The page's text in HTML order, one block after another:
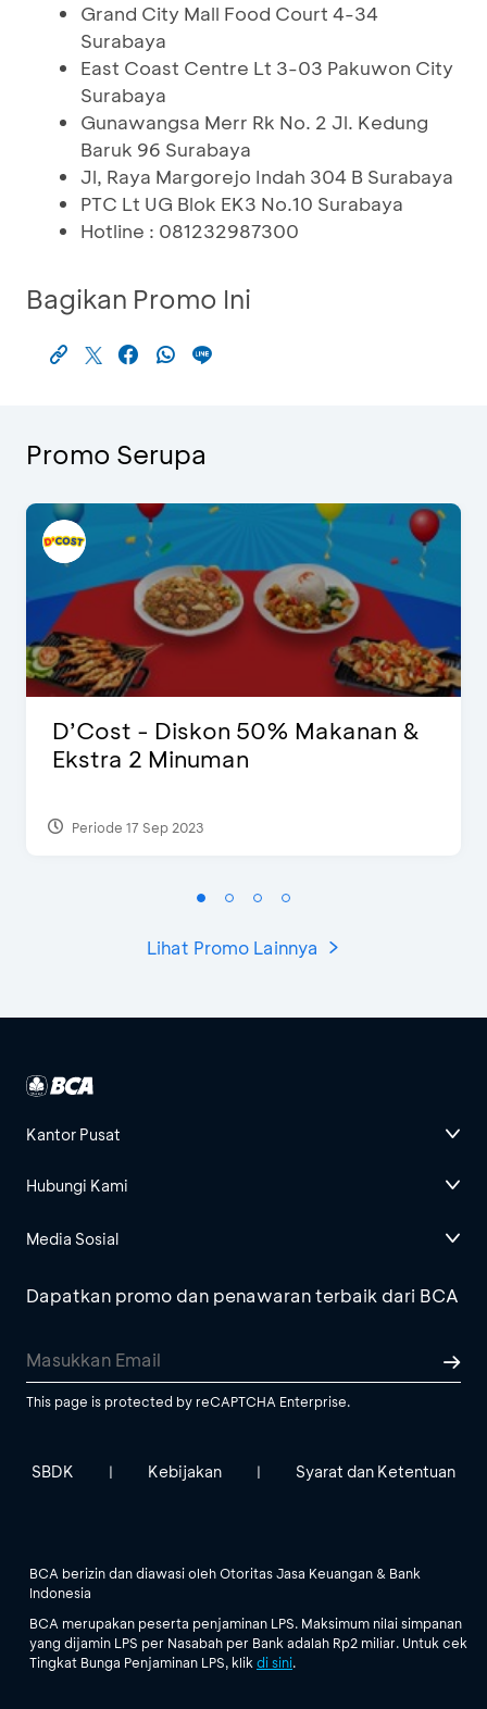
Grand City Mall Food Court 4-34
Surabaya
East Coast Centre Lt 3-03 Pakuwon City
Surabaya
Gunawangsa Merr Rk No. 2 Jl. Kedung
Baruk 96 Surabaya
Jl, Raya Margorejo Indah 304 B Surabaya
PTC Lt UG Blok EK3 No.10 Surabaya
Hotline : 081232987300
Bagikan Promo Ini
Promo Serupa
D’Cost - Diskon 50% Makanan &
Ekstra 2 Minuman
Periode 17 Sep 2023
Lihat Promo Lainnya
Kantor Pusat
Hubungi Kami
Media Sosial
Dapatkan promo dan penawaran terbaik dari BCA
This page is protected by reCAPTCHA Enterprise.
SBDK | Kebijakan | Syarat dan Ketentuan
BCA berizin dan diawasi oleh Otoritas Jasa Keuangan & Bank
Indonesia
BCA merupakan peserta penjaminan LPS. Maksimum nilai simpanan
yang dijamin LPS per Nasabah per Bank adalah Rp2 miliar. Untuk cek
Tingkat Bunga Penjaminan LPS, klik di sini.